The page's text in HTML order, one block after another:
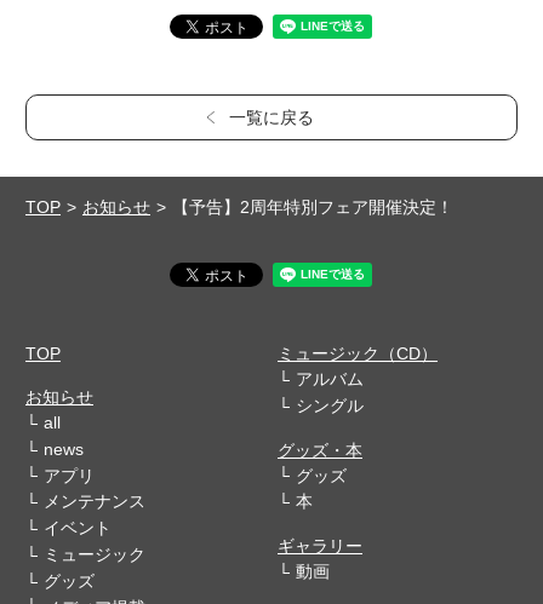
一覧に戻る
TOP お知らせ 【予告】2周年特別フェア開催決定！
TOP
お知らせ
all
news
アプリ
メンテナンス
イベント
ミュージック
グッズ
ミュージック（CD）
アルバム
シングル
グッズ・本
グッズ
本
ギャラリー
動画